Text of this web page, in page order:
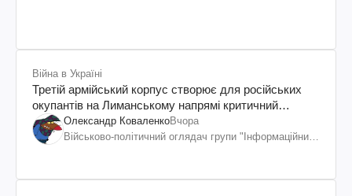
Війна в Україні
Третій армійський корпус створює для російських
окупантів на Лиманському напрямі критичний
дискомфорт: як це вдалося
Олександр КоваленкоВчора
Військово-політичний оглядач групи "Інформаційний